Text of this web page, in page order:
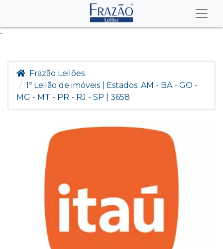
.
Frazão Leilões
1º Leilão de imóveis | Estados: AM - BA - GO -
MG - MT - PR - RJ - SP | 3658